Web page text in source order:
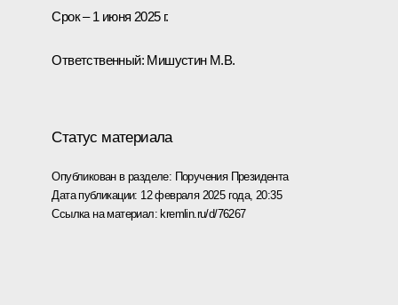
Срок – 1 июня 2025 г.
Ответственный: Мишустин М.В.
Статус материала
Опубликован в разделе: Поручения Президента
Дата публикации: 12 февраля 2025 года, 20:35
Ссылка на материал: kremlin.ru/d/76267